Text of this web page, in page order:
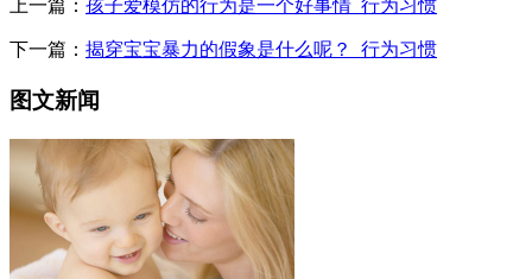
上一篇： 孩子爱模仿的行为是一个好事情_行为习惯
下一篇： 揭穿宝宝暴力的假象是什么呢？_行为习惯
图文新闻